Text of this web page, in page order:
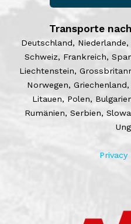
Transporte
Deutschland,
Schweiz, Frankreich,
Liechtenstein,
Norwegen,
Litauen, Polen,
Rumänien, Serbien,
Privacy